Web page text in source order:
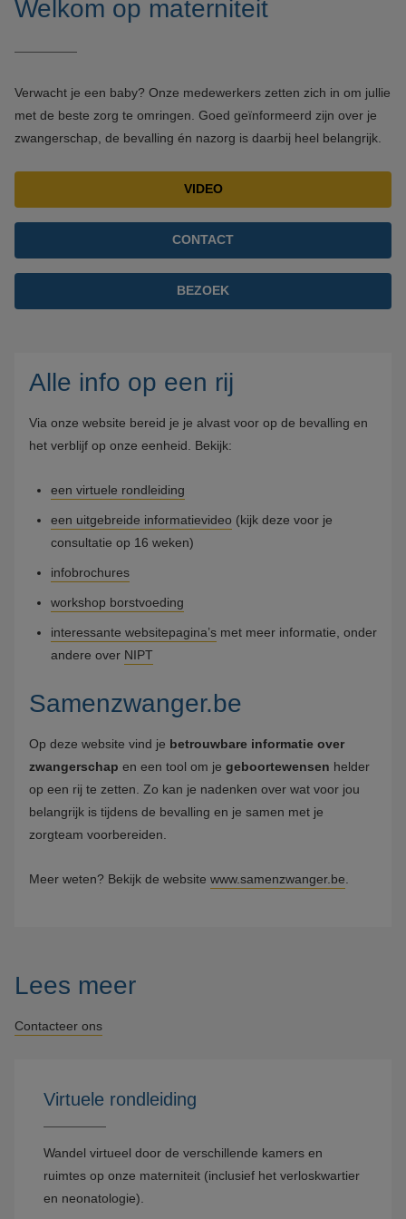
Welkom op materniteit
Verwacht je een baby? Onze medewerkers zetten zich in om jullie
met de beste zorg te omringen. Goed geïnformeerd zijn over je
zwangerschap, de bevalling én nazorg is daarbij heel belangrijk.
VIDEO
CONTACT
BEZOEK
Alle info op een rij
Via onze website bereid je je alvast voor op de bevalling en
het verblijf op onze eenheid. Bekijk:
een virtuele rondleiding
een uitgebreide informatievideo (kijk deze voor je
consultatie op 16 weken)
infobrochures
workshop borstvoeding
interessante websitepagina’s met meer informatie, onder
andere over NIPT
Samenzwanger.be
Op deze website vind je betrouwbare informatie over
zwangerschap en een tool om je geboortewensen helder
op een rij te zetten. Zo kan je nadenken over wat voor jou
belangrijk is tijdens de bevalling en je samen met je
zorgteam voorbereiden.
Meer weten? Bekijk de website www.samenzwanger.be
Lees meer
Contacteer ons
Virtuele rondleiding
Wandel virtueel door de verschillende kamers en
ruimtes op onze materniteit (inclusief het verloskwartier
en neonatologie).